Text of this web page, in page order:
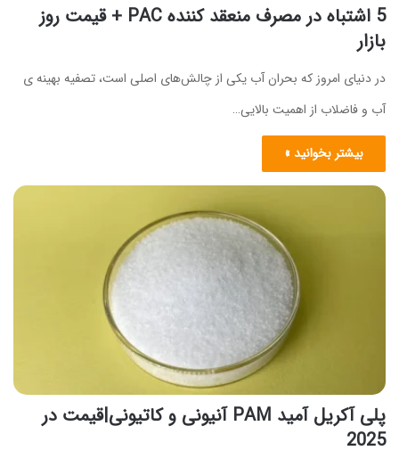
5 اشتباه در مصرف منعقد کننده PAC + قیمت روز
بازار
در دنیای امروز که بحران آب یکی از چالش‌های اصلی است، تصفیه بهینه‌ ی
آب و فاضلاب از اهمیت بالایی…
بیشتر بخوانید »
پلی‌ آکریل‌ آمید PAM آنیونی و کاتیونی|قیمت در
2025